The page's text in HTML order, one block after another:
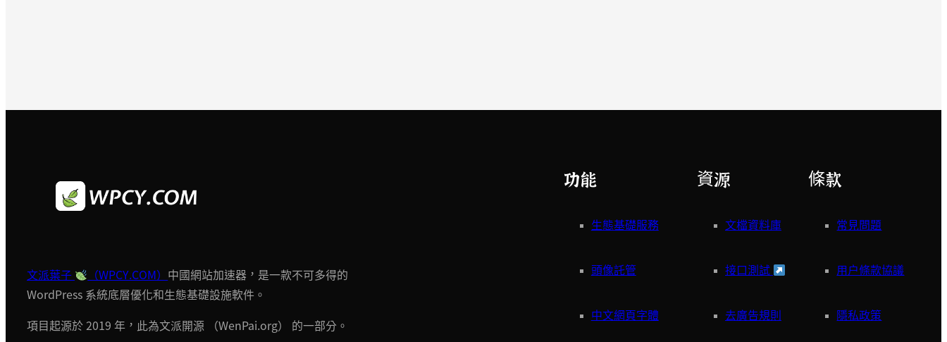
文派葉子 （WPCY.COM） 中國網站加速器，是一款不可多得的
WordPress 系統底層優化和生態基礎設施軟件。
項目起源於 2019 年，此為文派開源 （WenPai.org） 的一部分。
功能
生態基礎服務
頭像託管
中文網頁字體
資源
文檔資料庫
接口測試
去廣告規則
條款
常見問題
用户條款協議
隱私政策